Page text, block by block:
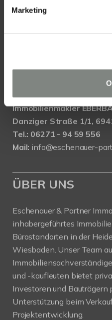
Marketing
Immobilienmakler
Mail:info@eschenauer-
Eschenauer & Partner
Immobilienmakler
Danziger Straße 1/1,
Tel.: 06271 - 94 59 556
Mail: info@eschenauer-
ÜBER UNS
Eschenauer & Partner
inhabergeführtes
Bürostandorten in der
Wiesbaden. Unser Team
und -kaufleuten bietet
Investoren und Bauträgern
Unterstützung beim
Projektentwicklung.